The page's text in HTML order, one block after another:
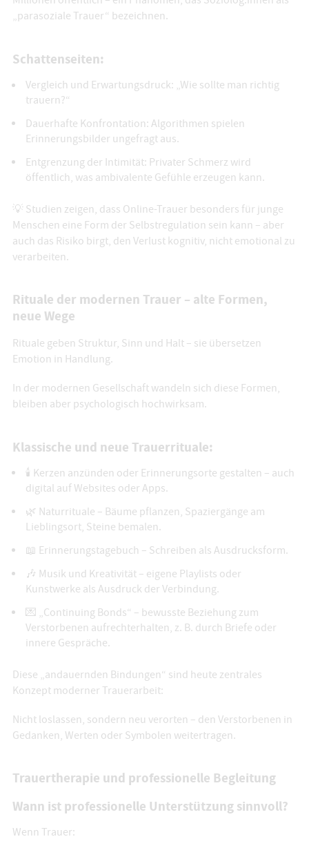
„parasoziale Trauer“ bezeichnen.
Schattenseiten:
Vergleich und Erwartungsdruck: „Wie sollte man richtig
trauern?“
Dauerhafte Konfrontation: Algorithmen spielen
Erinnerungsbilder ungefragt aus.
Entgrenzung der Intimität: Privater Schmerz wird
öffentlich, was ambivalente Gefühle erzeugen kann.
💡 Studien zeigen, dass Online-Trauer besonders für junge
Menschen eine Form der Selbstregulation sein kann – aber
auch das Risiko birgt, den Verlust kognitiv, nicht emotional zu
verarbeiten.
Rituale der modernen Trauer – alte Formen,
neue Wege
Rituale geben Struktur, Sinn und Halt – sie übersetzen
Emotion in Handlung.
In der modernen Gesellschaft wandeln sich diese Formen,
bleiben aber psychologisch hochwirksam.
Klassische und neue Trauerrituale:
🕯️ Kerzen anzünden oder Erinnerungsorte gestalten – auch
digital auf Websites oder Apps.
🌿 Naturrituale – Bäume pflanzen, Spaziergänge am
Lieblingsort, Steine bemalen.
📖 Erinnerungstagebuch – Schreiben als Ausdrucksform.
🎶 Musik und Kreativität – eigene Playlists oder
Kunstwerke als Ausdruck der Verbindung.
💌 „Continuing Bonds“ – bewusste Beziehung zum
Verstorbenen aufrechterhalten, z. B. durch Briefe oder
innere Gespräche.
Diese „andauernden Bindungen“ sind heute zentrales
Konzept moderner Trauerarbeit:
Nicht loslassen, sondern neu verorten – den Verstorbenen in
Gedanken, Werten oder Symbolen weitertragen.
Trauertherapie und professionelle Begleitung
Wann ist professionelle Unterstützung sinnvoll?
Wenn Trauer: